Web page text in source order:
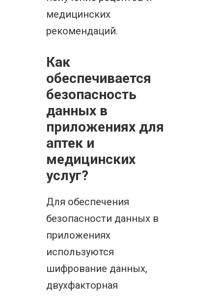
медицинских
рекомендаций.
Как
обеспечивается
безопасность
данных в
приложениях для
аптек и
медицинских
услуг?
Для обеспечения
безопасности данных в
приложениях
используются
шифрование данных,
двухфакторная